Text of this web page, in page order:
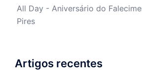
All Day - Aniversário do
Pires
Artigos recentes